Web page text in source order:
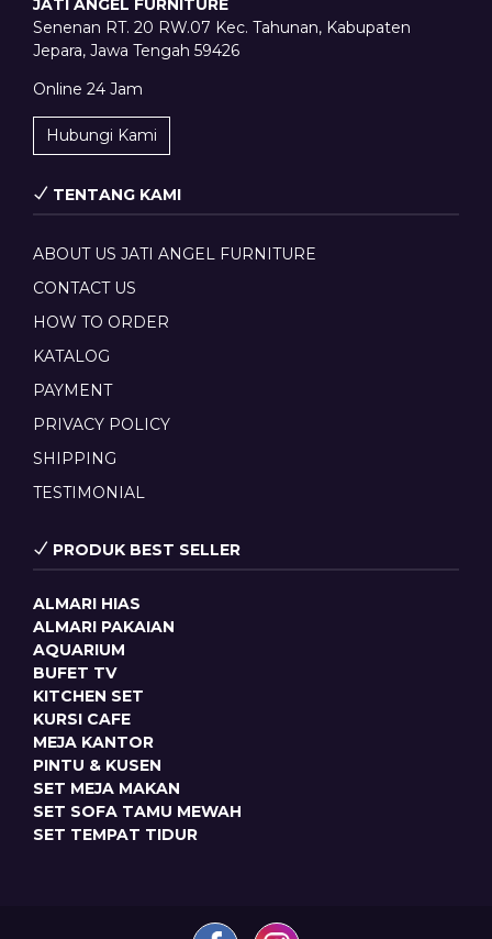
JATI ANGEL FURNITURE
Senenan RT. 20 RW.07 Kec. Tahunan, Kabupaten
Jepara, Jawa Tengah 59426
Online 24 Jam
Hubungi Kami
TENTANG KAMI
ABOUT US JATI ANGEL FURNITURE
CONTACT US
HOW TO ORDER
KATALOG
PAYMENT
PRIVACY POLICY
SHIPPING
TESTIMONIAL
PRODUK BEST SELLER
ALMARI HIAS
ALMARI PAKAIAN
AQUARIUM
BUFET TV
KITCHEN SET
KURSI CAFE
MEJA KANTOR
PINTU & KUSEN
SET MEJA MAKAN
SET SOFA TAMU MEWAH
SET TEMPAT TIDUR